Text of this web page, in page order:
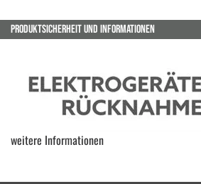
PRODUKTSICHERHEIT UND INFORMATIONEN
weitere Informationen